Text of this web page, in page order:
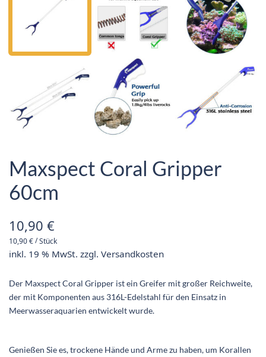
Maxspect Coral Gripper
60cm
10,90€
10,90€/Stück
inkl. 19 % MwSt. zzgl.Versandkosten
Der Maxspect Coral Gripper ist ein Greifer mit großer Reichweite,
der mit Komponenten aus 316L-Edelstahl für den Einsatz in
Meerwasseraquarien entwickelt wurde.
Genießen Sie es, trockene Hände und Arme zu haben, um Korallen